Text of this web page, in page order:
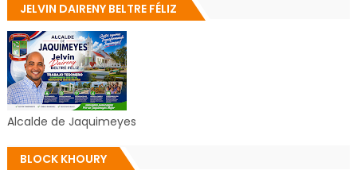
JELVIN DAIRENY BELTRE FÉLIZ
Alcalde de Jaquimeyes
BLOCK KHOURY